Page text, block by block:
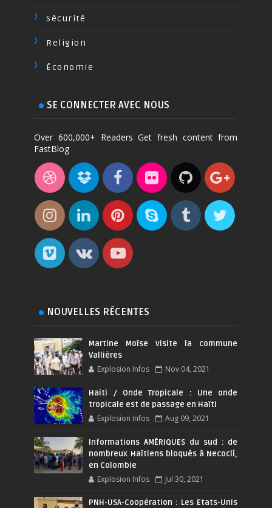
Sécurité
Religion
Économie
SE CONNECTER AVEC NOUS
Over 600,000+ Readers Get fresh content from
FastBlog
NOUVELLES RÉCENTES
Martine Moïse visite la commune
Vallières
Explosion Infos Nov 04, 2021
Haiti / Onde Tropicale : Une onde
tropicale est de passage en Haïti
Explosion Infos Aug 09, 2021
Informations AMÉRIQUES du sud : de
nombreux Haïtiens bloqués à Necoclí,
en Colombie
Explosion Infos Jul 30, 2021
PNH-USA-Coopération : Les Etats-Unis